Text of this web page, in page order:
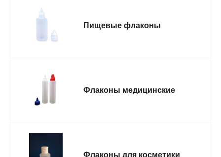
Пищевые флаконы
Флаконы медицинские
Флаконы для косметики